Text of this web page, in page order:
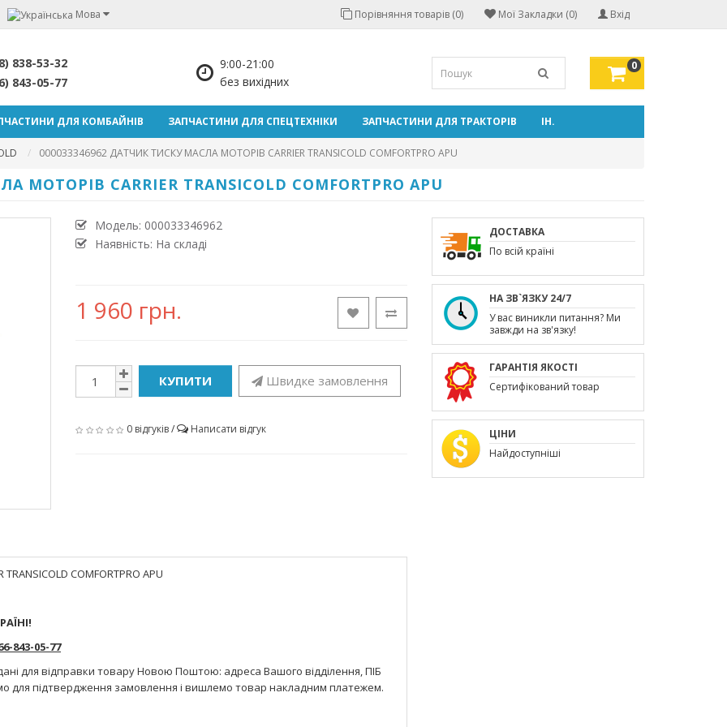
Мова Вхід
Мої Закладки (0)
Порівняння товарів (0)
838-53-32
843-05-77
9:00-21:00
без вихідних
0
ДЛЯ КОМБАЙНІВ ЗАПЧАСТИНИ ДЛЯ СПЕЦТЕХНІКИ ЗАПЧАСТИНИ ДЛЯ ТРАКТОРІВ ІН.
000033346962 ДАТЧИК ТИСКУ МАСЛА МОТОРІВ CARRIER TRANSICOLD COMFORTPRO APU
CARRIER TRANSICOLD COMFORTPRO APU
Модель: 000033346962
Наявність: На складі
1 960 грн.
КУПИТИ Швидке замовлення
0 відгуків/ Написати відгук
COMFORTPRO APU
05-77
для відправки товару Новою Поштою: адреса Вашого відділення, ПІБ
підтвердження замовлення і вишлемо товар накладним платежем.
ДОСТАВКА
По всій країні
НА ЗВ`ЯЗКУ 24/7
У вас виникли питання? Ми
завжди на зв'язку!
ГАРАНТІЯ ЯКОСТІ
Сертифікований товар
ЦІНИ
Найдоступніші